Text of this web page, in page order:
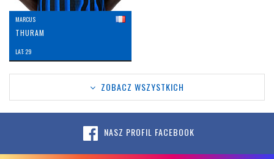
MARCUS
THURAM
LAT: 29
ZOBACZ WSZYSTKICH
NASZ PROFIL FACEBOOK